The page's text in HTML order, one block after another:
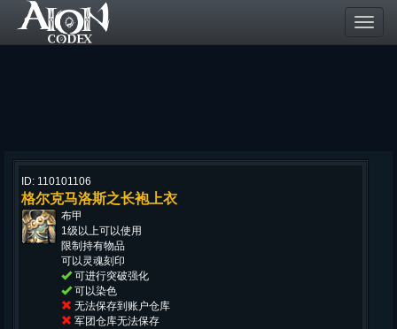
ID: 110101106
格尔克马洛斯之长袍上衣
布甲
1级以上可以使用
限制持有物品
可以灵魂刻印
可进行突破强化
可以染色
无法保存到账户仓库
军团仓库无法保存